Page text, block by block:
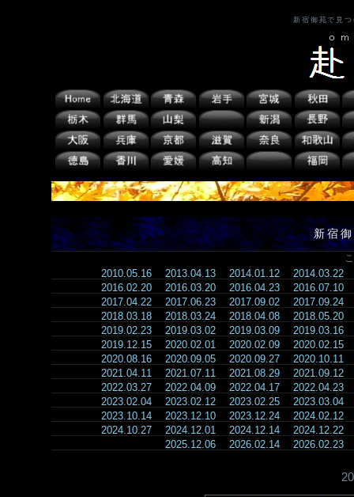
新宿御苑で見
新宿
2010.05.16 2013.04.13 2014.01.12
2014.03.22
2016.02.20
2016.03.20 2016.04.23
2016.07.10
2017.04.22
2017.06.23 2017.09.02
2017.09.24
2018.03.18
2018.03.24 2018.04.08
2018.05.20
2019.02.23
2019.03.02 2019.03.09
2019.03.16
2019.12.15
2020.02.01 2020.02.09
2020.02.15
2020.08.16
2020.09.05 2020.09.27
2020.10.11
2021.04.11
2021.07.11 2021.08.29
2021.09.12
2022.03.27
2022.04.09 2022.04.17
2022.04.23
2023.02.04
2023.02.12 2023.02.25
2023.03.04
2023.10.14
2023.12.10 2023.12.24
2024.02.12
2024.10.27
2024.12.01 2024.12.14
2024.12.22
2025.12.06
2026.02.14 2026.02.23